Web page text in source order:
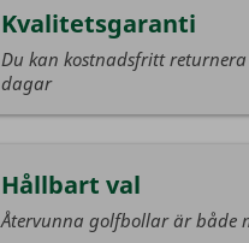
Kvalitetsgaranti
Du kan kostnadsfritt
dagar
Hållbart val
Återvunna golfbollar är både